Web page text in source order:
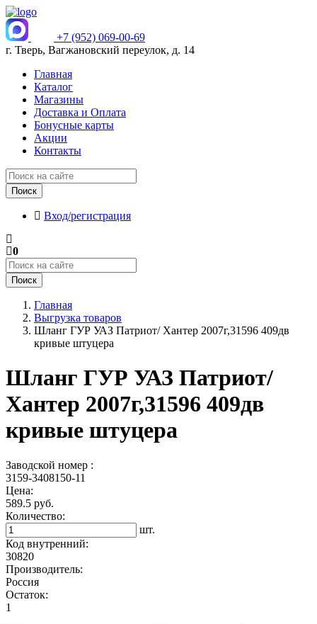
+7 (952) 069-00-69
г. Тверь, Вагжановский переулок, д. 14
Главная
Каталог
Магазины
Доставка и Оплата
Бонусные карты
Акции
Контакты
Поиск
Вход/регистрация
0
Поиск
Главная
Выгрузка товаров
Шланг ГУР УАЗ Патриот/ Хантер 2007г,31596 409дв
кривые штуцера
Шланг ГУР УАЗ Патриот/
Хантер 2007г,31596 409дв
кривые штуцера
Заводской номер :
3159-3408150-11
Цена:
589.5 руб.
Количество:
шт.
Код внутренний:
30820
Производитель:
Россия
Остаток:
1